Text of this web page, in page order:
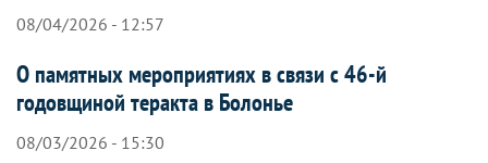
08/04/2026 - 12:57
О памятных мероприятиях в связи с 46-й
годовщиной теракта в Болонье
08/03/2026 - 15:30